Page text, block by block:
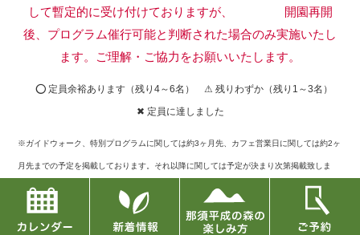
して暫定的に受け付けておりますが、
開園再開
後、プログラム催行可能と判断された場合のみ実施いたし
ます。ご理解・ご協力をお願いいたします。
⭕ 定員余裕あります（残り4～6名） ⚠ 残りわずか（残り1～3名）
✖ 定員に達しました
※ガイドウォーク、特別プログラムに関しては約3ヶ月先、カフェ営業日に関しては約2ヶ
月先までの予定を掲載しております。それ以降に関しては予定が決まり次第掲載致しま
す。
※定員に達したものに関してキャンセルが出た場合には再募集もございますので、お問い
合せフォームまたはお電話でご確認下さい。